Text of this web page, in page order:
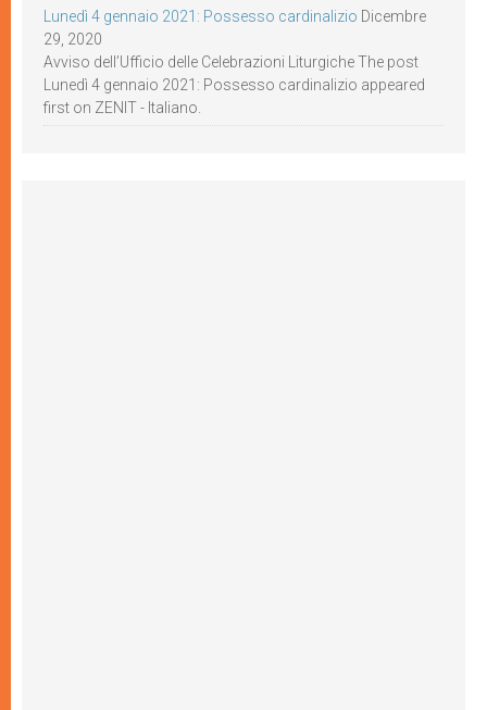
Lunedì 4 gennaio 2021: Possesso cardinalizio Dicembre
29, 2020
Avviso dell’Ufficio delle Celebrazioni Liturgiche The post
Lunedì 4 gennaio 2021: Possesso cardinalizio appeared
first on ZENIT - Italiano.